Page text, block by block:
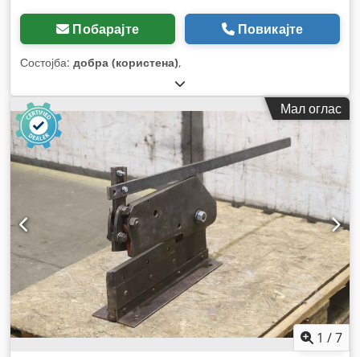
Побарајте Повикајте
Состојба: добра (користена),
Мал оглас
1 /7